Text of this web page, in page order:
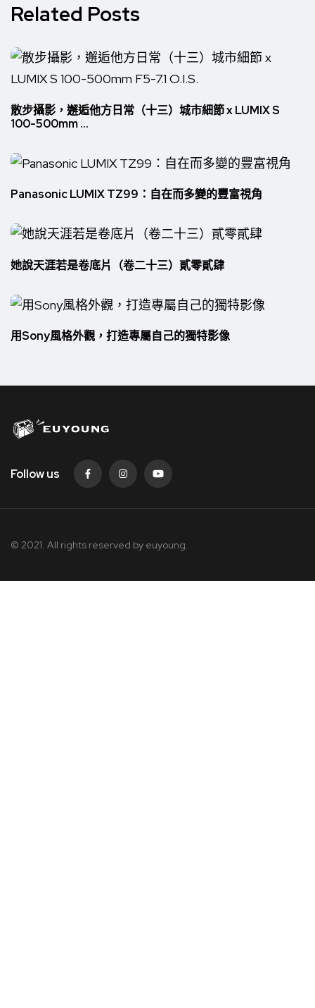
Related Posts
散步攝影，邂逅他方日常（十三）城市細節 x LUMIX S
100-500mm ...
Panasonic LUMIX TZ99：自在而多變的豐富視角
她說天涯若是卷底片（卷二十三）貳零貳肆
用Sony風格外觀，打造專屬自己的獨特影像
Follow us
© 2021. All rights reserved by euyoung.